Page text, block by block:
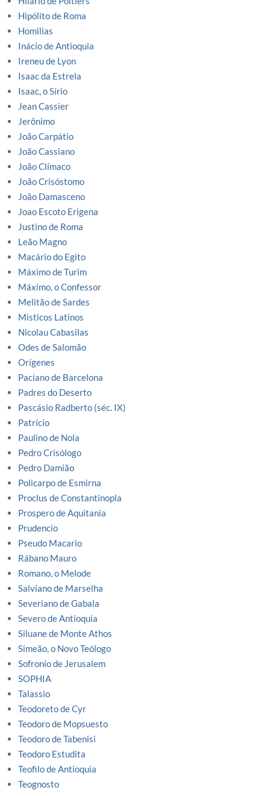
Hipólito de Roma
Homilias
Inácio de Antioquia
Ireneu de Lyon
Isaac da Estrela
Isaac, o Sírio
Jean Cassier
Jerônimo
João Carpátio
João Cassiano
João Clímaco
João Crisóstomo
João Damasceno
Joao Escoto Erigena
Justino de Roma
Leão Magno
Macário do Egito
Máximo de Turim
Máximo, o Confessor
Melitão de Sardes
Misticos Latinos
Nicolau Cabasilas
Odes de Salomão
Orígenes
Paciano de Barcelona
Padres do Deserto
Pascásio Radberto (séc. IX)
Patrício
Paulino de Nola
Pedro Crisólogo
Pedro Damião
Policarpo de Esmirna
Proclus de Constantinopla
Prospero de Aquitania
Prudencio
Pseudo Macario
Rábano Mauro
Romano, o Melode
Salviano de Marselha
Severiano de Gabala
Severo de Antioquia
Siluane de Monte Athos
Simeão, o Novo Teólogo
Sofronio de Jerusalem
SOPHIA
Talassio
Teodoreto de Cyr
Teodoro de Mopsuesto
Teodoro de Tabenisi
Teodoro Estudita
Teofilo de Antioquia
Teognosto